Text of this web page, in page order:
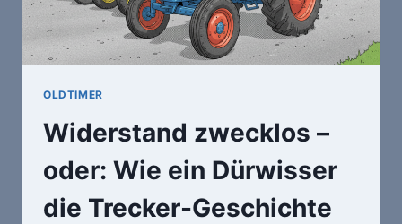
OLDTIMER
Widerstand zwecklos –
oder: Wie ein Dürwisser
die Trecker-Geschichte